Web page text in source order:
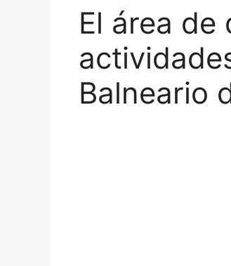
El área
Balneario